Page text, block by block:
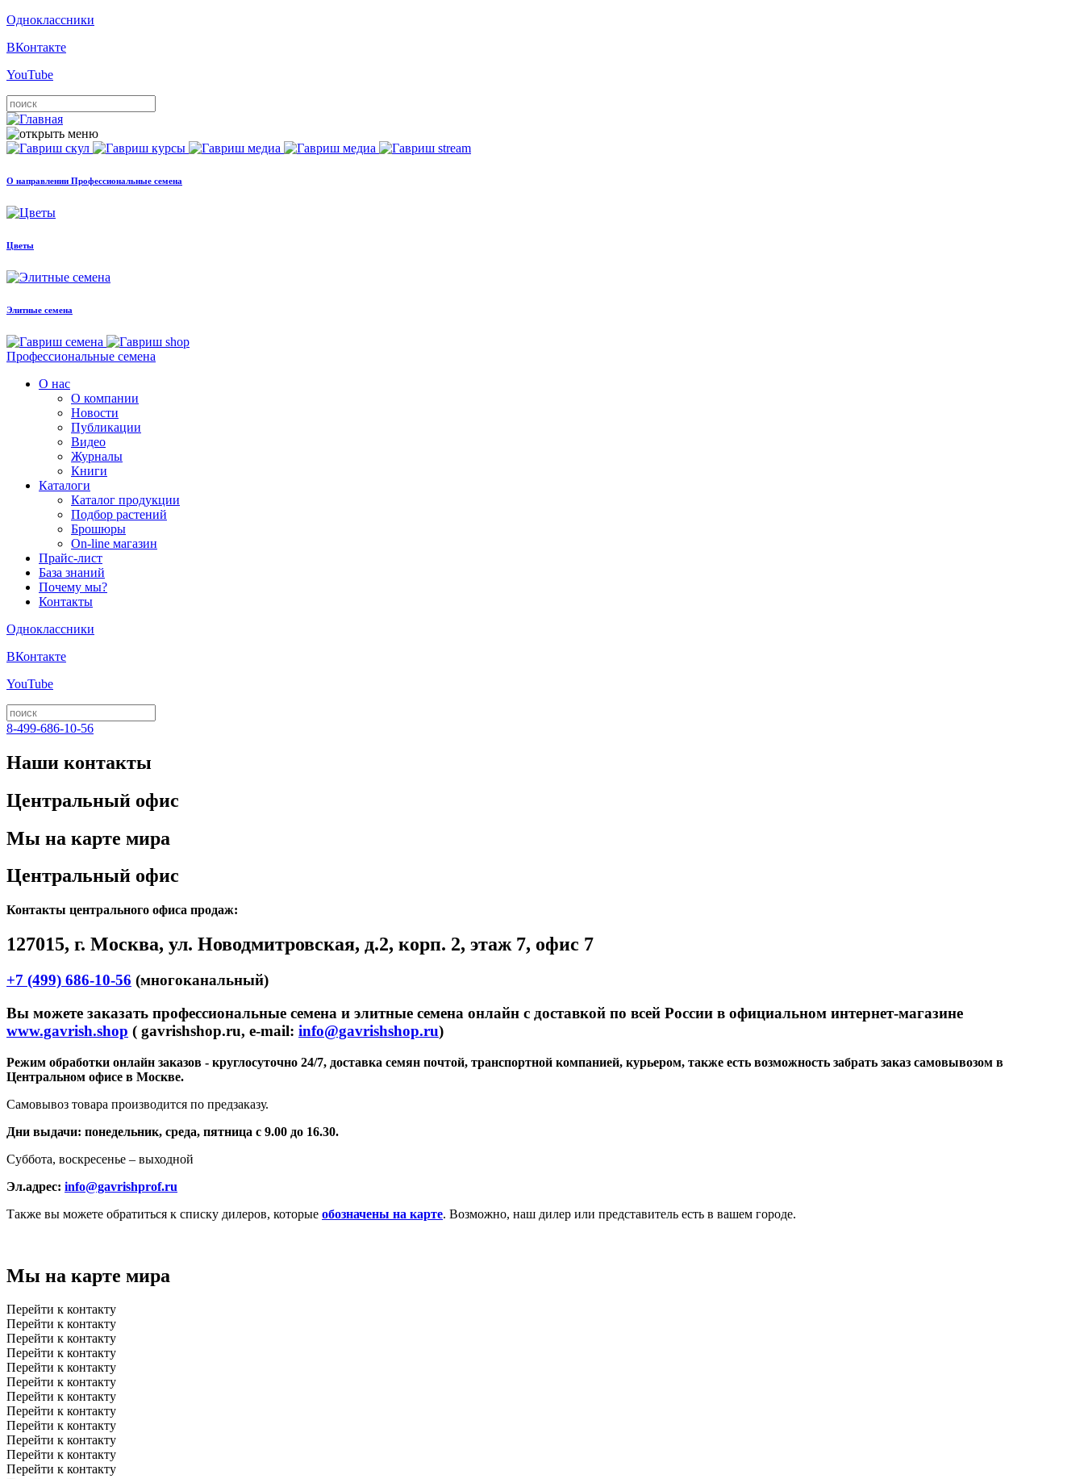
Одноклассники
ВКонтакте
YouTube
О направлении Профессиональные семена
Цветы
Элитные семена
Профессиональные семена
О нас
О компании
Новости
Публикации
Видео
Журналы
Книги
Каталоги
Каталог продукции
Подбор растений
Брошюры
On-line магазин
Прайс-лист
База знаний
Почему мы?
Контакты
Одноклассники
ВКонтакте
YouTube
8-499-686-10-56
Наши контакты
Центральный офис
Мы на карте мира
Центральный офис
Контакты центрального офиса продаж:
127015, г. Москва, ул. Новодмитровская, д.2, корп. 2, этаж 7, офис 7
+7 (499) 686-10-56 (многоканальный)
Вы можете заказать профессиональные семена и элитные семена онлайн с доставкой по всей России в официальном интернет-магазине
www.gavrish.shop ( gavrishshop.ru, e-mail: info@gavrishshop.ru)
Режим обработки онлайн заказов - круглосуточно 24/7, доставка семян почтой, транспортной компанией, курьером, также есть возможность забрать заказ самовывозом в
Центральном офисе в Москве.
Самовывоз товара производится по предзаказу.
Дни выдачи: понедельник, среда, пятница с 9.00 до 16.30.
Суббота, воскресенье – выходной
Эл.адрес: info@gavrishprof.ru
Также вы можете обратиться к списку дилеров, которые обозначены на карте. Возможно, наш дилер или представитель есть в вашем городе.
Мы на карте мира
Перейти к контакту
Перейти к контакту
Перейти к контакту
Перейти к контакту
Перейти к контакту
Перейти к контакту
Перейти к контакту
Перейти к контакту
Перейти к контакту
Перейти к контакту
Перейти к контакту
Перейти к контакту